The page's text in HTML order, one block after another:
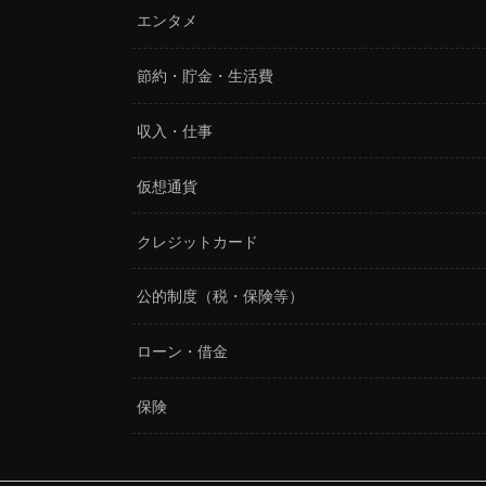
エンタメ
節約・貯金・生活費
収入・仕事
仮想通貨
クレジットカード
公的制度（税・保険等）
ローン・借金
保険